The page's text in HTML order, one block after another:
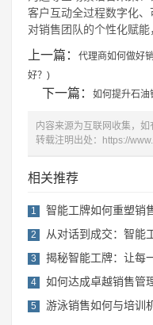
客户互动全过程数字化
对销售团队的个性化赋能
上一篇：
代理商如何做好
好？)
下一篇： 如何提升石油
内容来源为互联网收集，如
转载注明出处： https://
相关推荐
1 智能工牌如何重塑销
2 从对话到成交：智能
3 揭秘智能工牌：让每
4 如何达成卓越销售管
5 游泳销售如何与培训机